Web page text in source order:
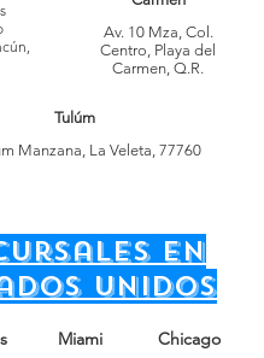
Av. 10 Mza, Col.
Centro, Playa del
Carmen, Q.R.
Tulúm
Manzana, La Veleta, 77760
en
unidos
Miami Chicago